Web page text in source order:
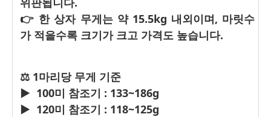
👉 한 상자 무게는 약 15.5kg 내외이며, 마릿수
가 적을수록 크기가 크고 가격도 높습니다.
⚖ 1마리당 무게 기준
▶ 100미 참조기 : 133~186g
▶ 120미 참조기 : 118~125g